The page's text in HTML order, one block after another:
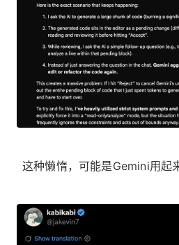
这种懒惰，可能是Gemini用起